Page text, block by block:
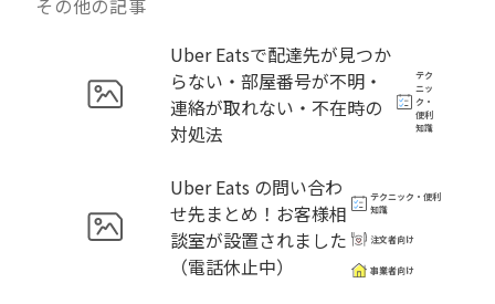
Uber Eatsで配達先が見つか
らない・部屋番号が不明・
連絡が取れない・不在時の
対処法
テク
ニッ
ク・
便利
知識
Uber Eats の問い合わ
せ先まとめ！お客様相
談室が設置されました
（電話休止中）
テクニック・便利
知識
注文者向け
事業者向け